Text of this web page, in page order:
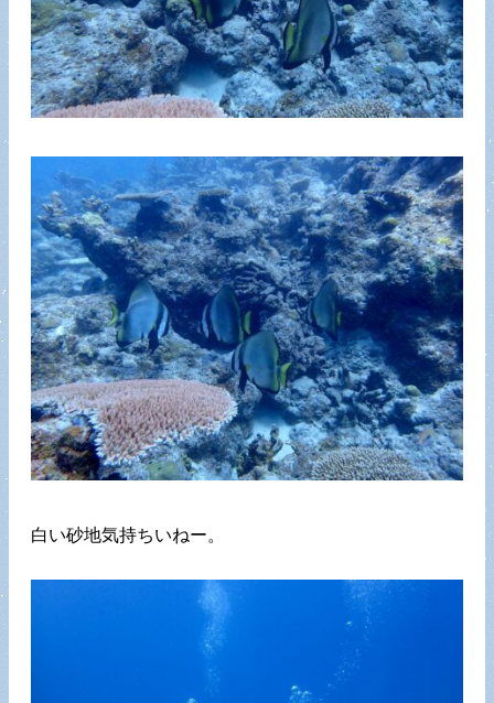
白い砂地気持ちいねー。